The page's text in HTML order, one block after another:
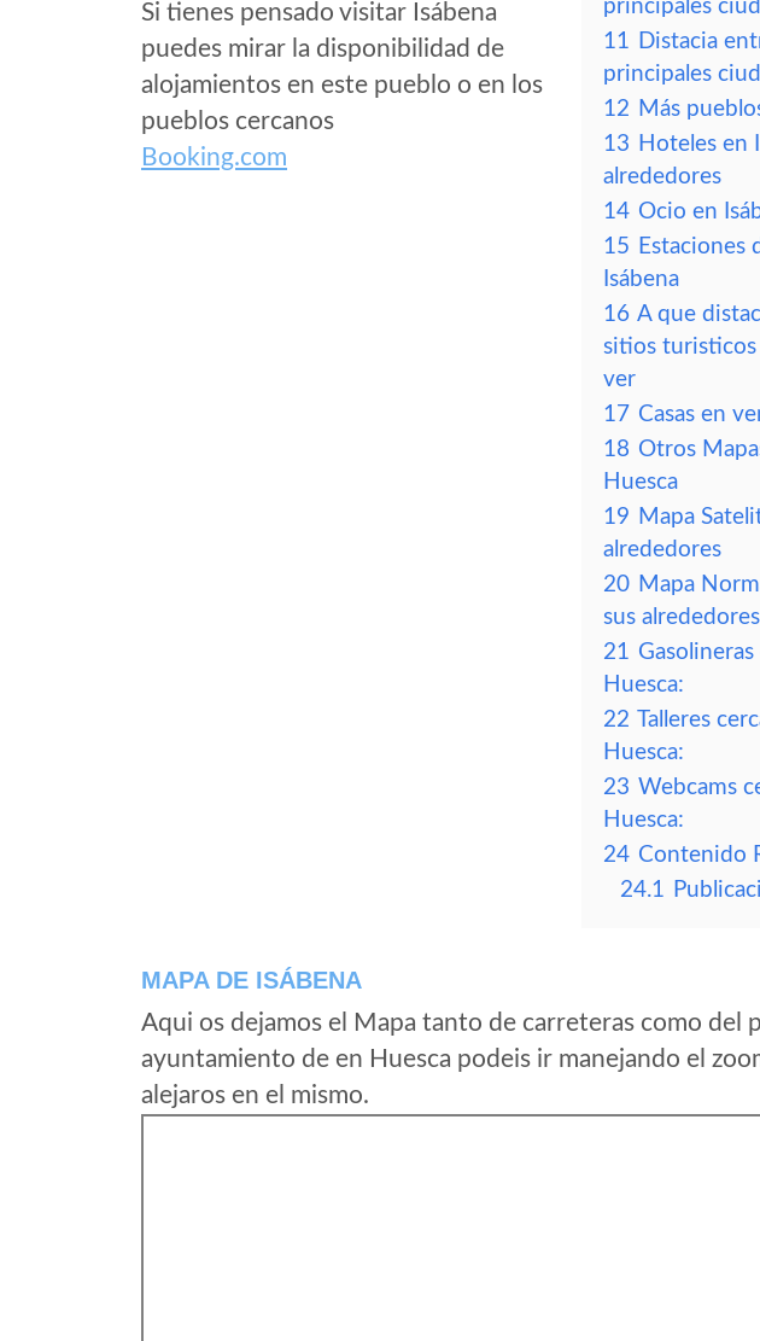
Si tienes pensado visitar Isábena
puedes mirar la disponibilidad de
alojamientos en este pueblo o en los
pueblos cercanos
Booking.com
principales
11 Distacia
principales
12 Más
13 Hoteles en
alrededores
14 Ocio en
15 Estaciones
Isábena
16 A que
sitios turisticos
ver
17 Casas en
18 Otros
Huesca
19 Mapa
alrededores
20 Mapa
sus alrededores
21
Huesca:
22 Talleres
Huesca:
23 Webcams
Huesca:
24 Contenido
24.1
MAPA DE ISÁBENA
Aqui os dejamos el Mapa tanto de carreteras como del
ayuntamiento de en Huesca podeis ir manejando el
alejaros en el mismo.